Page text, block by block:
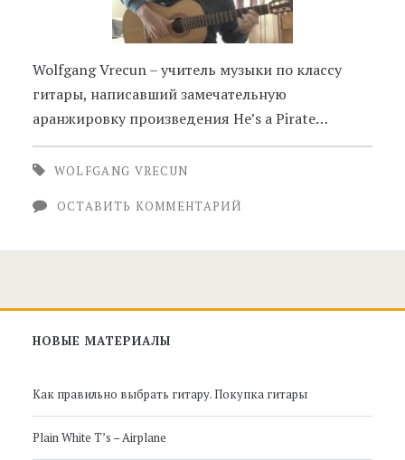
Wolfgang Vrecun – учитель музыки по классу
гитары, написавший замечательную
аранжировку произведения He’s a Pirate…
WOLFGANG VRECUN
ОСТАВИТЬ КОММЕНТАРИЙ
Главная
панель
НОВЫЕ МАТЕРИАЛЫ
Как правильно выбрать гитару. Покупка гитары
Plain White T’s – Airplane